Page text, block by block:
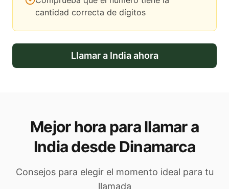
cantidad correcta de dígitos
Llamar a Indiaahora
Mejor hora para llamar a
India desde Dinamarca
Consejos para elegir el momento ideal para tu
llamada